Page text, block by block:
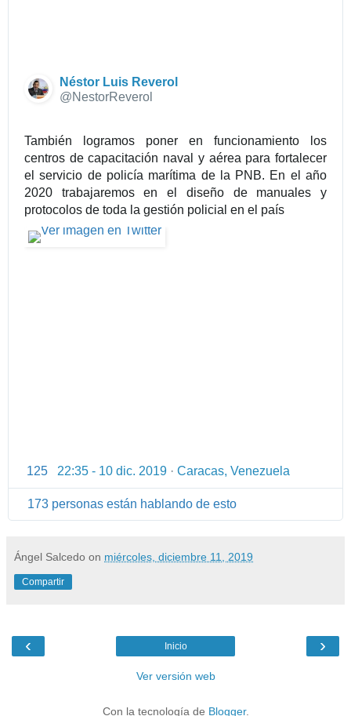
Néstor Luis Reverol
@NestorReverol
También logramos poner en funcionamiento los
centros de capacitación naval y aérea para fortalecer
el servicio de policía marítima de la PNB. En el año
2020 trabajaremos en el diseño de manuales y
protocolos de toda la gestión policial en el país
125 22:35 - 10 dic. 2019 · Caracas, Venezuela
n
o
y
173 personas están hablando de esto
Ángel Salcedo on miércoles, diciembre 11, 2019
Compartir
‹ ›
Inicio
Ver versión web
Con la tecnología de Blogger.